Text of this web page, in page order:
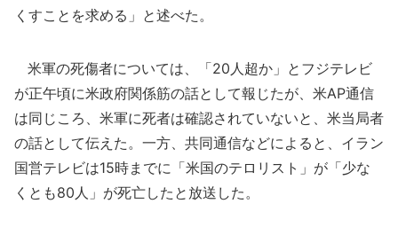
くすことを求める」と述べた。
米軍の死傷者については、「20人超か」とフジテレビ
が正午頃に米政府関係筋の話として報じたが、米AP通信
は同じころ、米軍に死者は確認されていないと、米当局者
の話として伝えた。一方、共同通信などによると、イラン
国営テレビは15時までに「米国のテロリスト」が「少な
くとも80人」が死亡したと放送した。